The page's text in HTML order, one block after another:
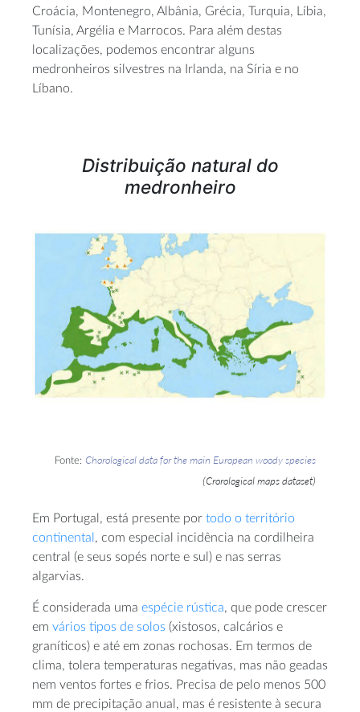
Croácia, Montenegro, Albânia, Grécia, Turquia, Líbia,
Tunísia, Argélia e Marrocos. Para além destas
localizações, podemos encontrar alguns
medronheiros silvestres na Irlanda, na Síria e no
Líbano.
Distribuição natural do
medronheiro
Fonte: Chorological data for the main European woody species
(Crorological maps dataset)
Em Portugal, está presente por todo o território
continental , com especial incidência na cordilheira
central (e seus sopés norte e sul) e nas serras
algarvias.
É considerada uma espécie rústica, que pode crescer
em vários tipos de solos (xistosos, calcários e
graníticos) e até em zonas rochosas. Em termos de
clima, tolera temperaturas negativas, mas não geadas
nem ventos fortes e frios. Precisa de pelo menos 500
mm de precipitação anual, mas é resistente à secura